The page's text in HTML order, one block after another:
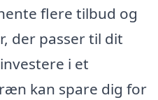
flere tilbud og
der passer til dit
i et
kan spare dig for